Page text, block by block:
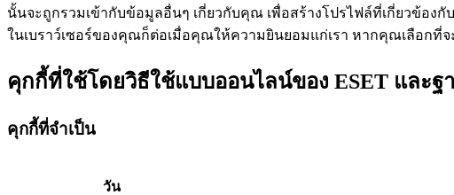
นั้นจะถูกรวมเข้ากับข้อมูลอื่นๆ เกี่ยวกับคุณ เพื่อสร้างโปรไฟล์ที่เกี่ยวข้อ
ในเบราว์เซอร์ของคุณก็ต่อเมื่อคุณให้ความยินยอมแก่เรา หากคุณเลือก
คุกกี้ที่ใช้โดยวิธีใช้แบบออนไลน์ของ ESET และฐ
คุกกี้ที่จำเป็น
วัน